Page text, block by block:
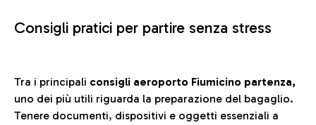
Consigli pratici per partire senza stress
Tra i principali consigli aeroporto Fiumicino partenza,
uno dei più utili riguarda la preparazione del bagaglio.
Tenere documenti, dispositivi e oggetti essenziali a